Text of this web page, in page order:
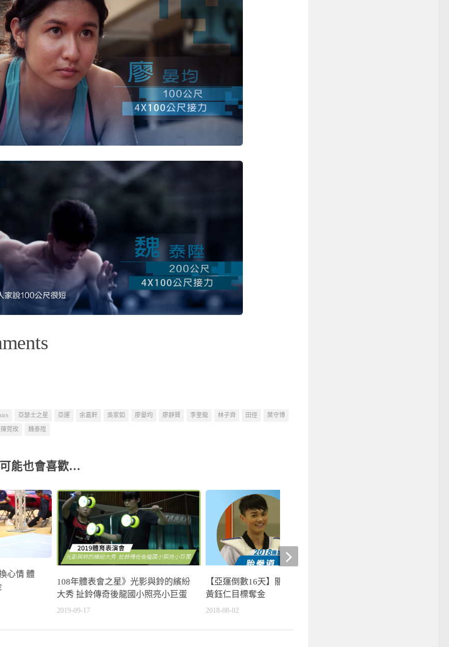
亞瑟士之星 亞運 余嘉軒 吳家如 廖晏均 廖靜賢 李奎龍 林子齊 田徑
葉守博
陳莞玫 魏泰陞
能也會喜歡…
108年體表會之星》光影與鈴的繽紛
大秀 扯鈴傳奇後龍國小照亮小巨蛋
2019-09-17
【亞運倒數16天】關關難過關關過
黃鈺仁目標奪金
2018-08-02
心情 體